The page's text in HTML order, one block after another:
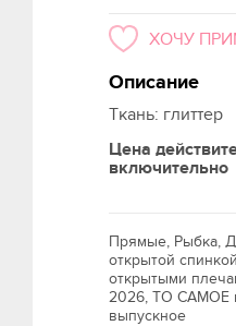
ХОЧУ
Описание
Ткань: глиттер
Цена
включительно
Прямые, Рыбка,
открытой
открытыми
2026, ТО САМОЕ
выпускное